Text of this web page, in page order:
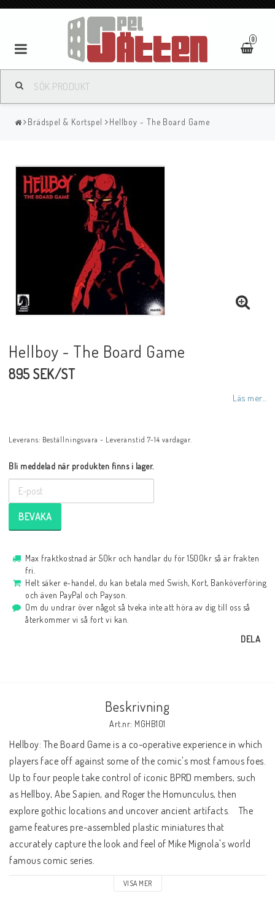
0
Brädspel & Kortspel Hellboy - The Board Game
Hellboy - The Board Game
895 SEK/ST
Läs mer...
Leverans: Beställningsvara - Leveranstid 7-14 vardagar.
Bli meddelad när produkten finns i lager.
BEVAKA
Max fraktkostnad är 50kr och handlar du för 1500kr så är frakten
fri.
Helt säker e-handel, du kan betala med Swish, Kort, Banköverföring
och även PayPal och Payson.
Om du undrar över något så tveka inte att höra av dig till oss så
återkommer vi så fort vi kan.
DELA
Beskrivning
Art.nr: MGHB101
Hellboy: The Board Game is a co-operative experience in which
players face off against some of the comic's most famous foes.
Up to four people take control of iconic BPRD members, such
as Hellboy, Abe Sapien, and Roger the Homunculus, then
explore gothic locations and uncover ancient artifacts.    The
game features pre-assembled plastic miniatures that
accurately capture the look and feel of Mike Mignola's world
famous comic series.
VISA MER